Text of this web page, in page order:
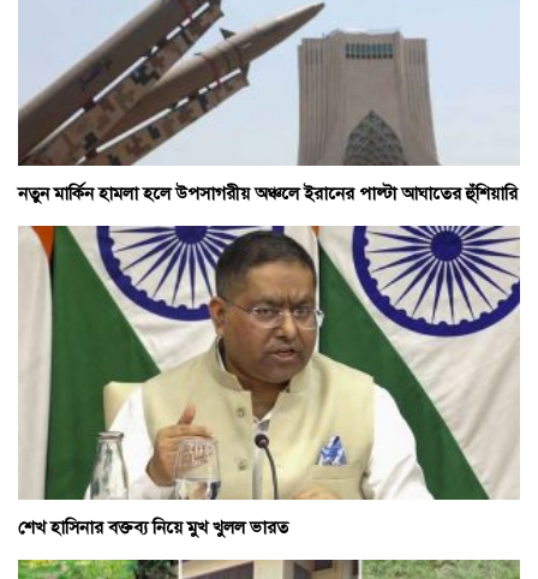
নতুন মার্কিন হামলা হলে উপসাগরীয় অঞ্চলে ইরানের পাল্টা আঘাতের হুঁশিয়ারি
শেখ হাসিনার বক্তব্য নিয়ে মুখ খুলল ভারত